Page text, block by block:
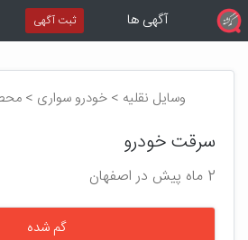
آگهی ها ثبت آگهی
وسایل نقلیه > خودرو سواری >
سرقت خودرو
2 ماه پیش در اصفهان
گم شده